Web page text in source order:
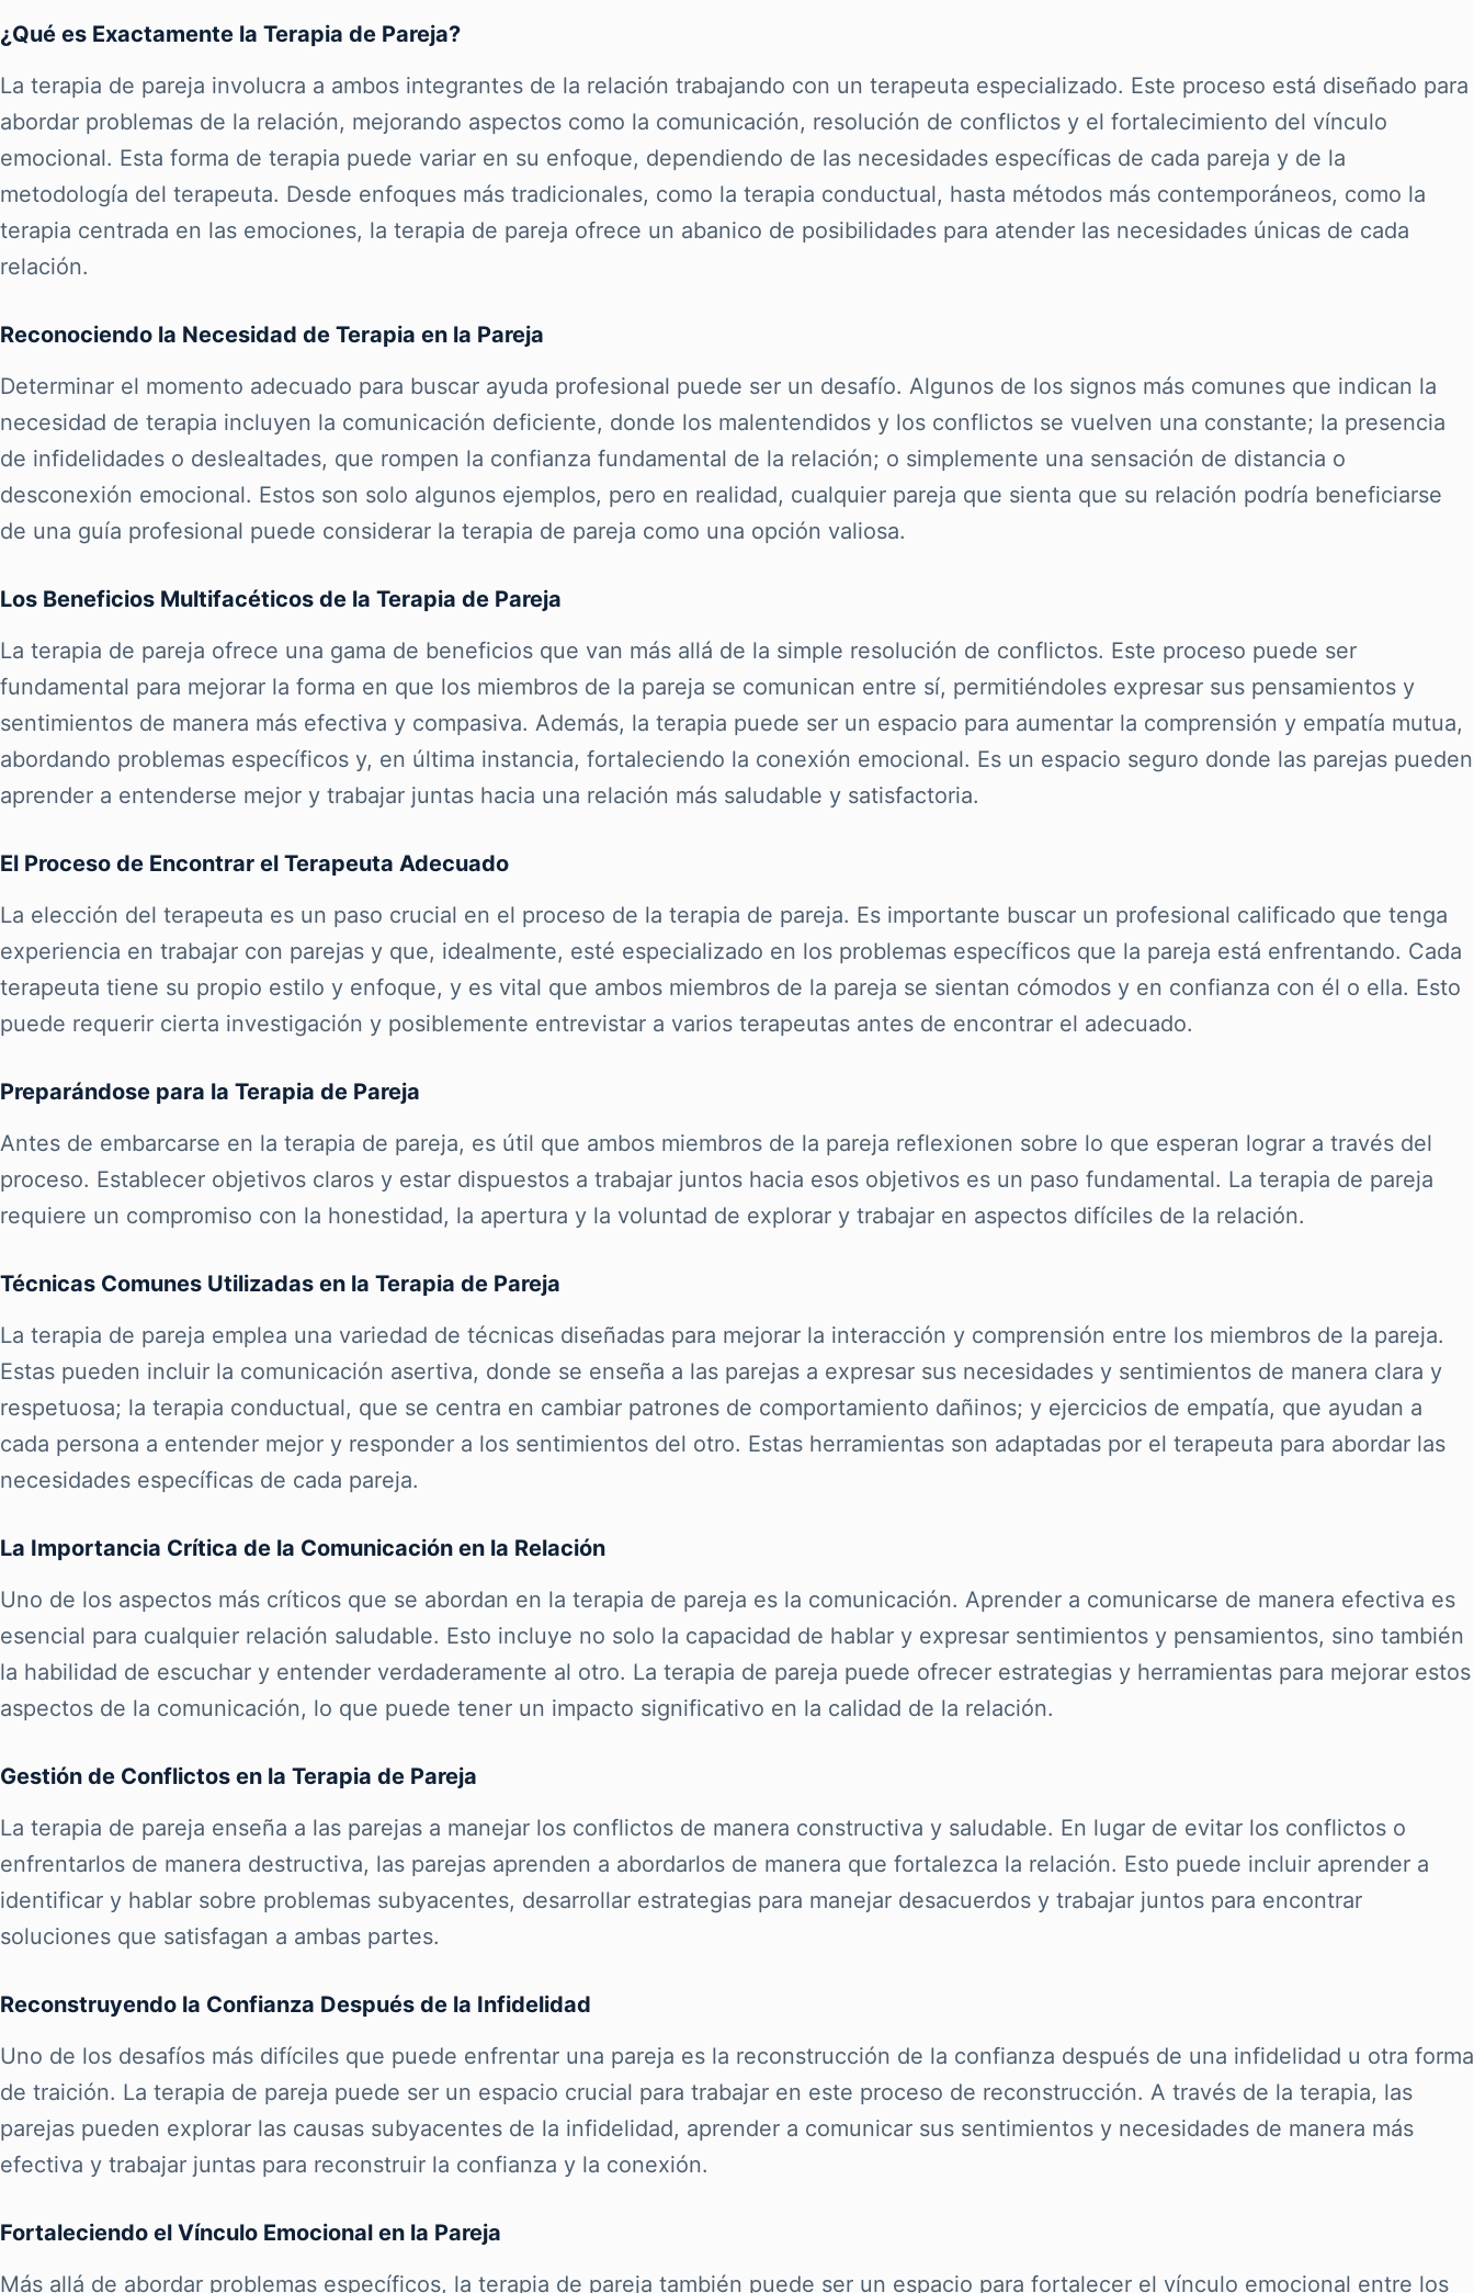
¿Qué es Exactamente la Terapia de Pareja?
La terapia de pareja involucra a ambos integrantes de la relación trabajando con un terapeuta especializado. Este proceso está diseñado para
abordar problemas de la relación, mejorando aspectos como la comunicación, resolución de conflictos y el fortalecimiento del vínculo
emocional. Esta forma de terapia puede variar en su enfoque, dependiendo de las necesidades específicas de cada pareja y de la
metodología del terapeuta. Desde enfoques más tradicionales, como la terapia conductual, hasta métodos más contemporáneos, como la
terapia centrada en las emociones, la terapia de pareja ofrece un abanico de posibilidades para atender las necesidades únicas de cada
relación.
Reconociendo la Necesidad de Terapia en la Pareja
Determinar el momento adecuado para buscar ayuda profesional puede ser un desafío. Algunos de los signos más comunes que indican la
necesidad de terapia incluyen la comunicación deficiente, donde los malentendidos y los conflictos se vuelven una constante; la presencia
de infidelidades o deslealtades, que rompen la confianza fundamental de la relación; o simplemente una sensación de distancia o
desconexión emocional. Estos son solo algunos ejemplos, pero en realidad, cualquier pareja que sienta que su relación podría beneficiarse
de una guía profesional puede considerar la terapia de pareja como una opción valiosa.
Los Beneficios Multifacéticos de la Terapia de Pareja
La terapia de pareja ofrece una gama de beneficios que van más allá de la simple resolución de conflictos. Este proceso puede ser
fundamental para mejorar la forma en que los miembros de la pareja se comunican entre sí, permitiéndoles expresar sus pensamientos y
sentimientos de manera más efectiva y compasiva. Además, la terapia puede ser un espacio para aumentar la comprensión y empatía mutua,
abordando problemas específicos y, en última instancia, fortaleciendo la conexión emocional. Es un espacio seguro donde las parejas pueden
aprender a entenderse mejor y trabajar juntas hacia una relación más saludable y satisfactoria.
El Proceso de Encontrar el Terapeuta Adecuado
La elección del terapeuta es un paso crucial en el proceso de la terapia de pareja. Es importante buscar un profesional calificado que tenga
experiencia en trabajar con parejas y que, idealmente, esté especializado en los problemas específicos que la pareja está enfrentando. Cada
terapeuta tiene su propio estilo y enfoque, y es vital que ambos miembros de la pareja se sientan cómodos y en confianza con él o ella. Esto
puede requerir cierta investigación y posiblemente entrevistar a varios terapeutas antes de encontrar el adecuado.
Preparándose para la Terapia de Pareja
Antes de embarcarse en la terapia de pareja, es útil que ambos miembros de la pareja reflexionen sobre lo que esperan lograr a través del
proceso. Establecer objetivos claros y estar dispuestos a trabajar juntos hacia esos objetivos es un paso fundamental. La terapia de pareja
requiere un compromiso con la honestidad, la apertura y la voluntad de explorar y trabajar en aspectos difíciles de la relación.
Técnicas Comunes Utilizadas en la Terapia de Pareja
La terapia de pareja emplea una variedad de técnicas diseñadas para mejorar la interacción y comprensión entre los miembros de la pareja.
Estas pueden incluir la comunicación asertiva, donde se enseña a las parejas a expresar sus necesidades y sentimientos de manera clara y
respetuosa; la terapia conductual, que se centra en cambiar patrones de comportamiento dañinos; y ejercicios de empatía, que ayudan a
cada persona a entender mejor y responder a los sentimientos del otro. Estas herramientas son adaptadas por el terapeuta para abordar las
necesidades específicas de cada pareja.
La Importancia Crítica de la Comunicación en la Relación
Uno de los aspectos más críticos que se abordan en la terapia de pareja es la comunicación. Aprender a comunicarse de manera efectiva es
esencial para cualquier relación saludable. Esto incluye no solo la capacidad de hablar y expresar sentimientos y pensamientos, sino también
la habilidad de escuchar y entender verdaderamente al otro. La terapia de pareja puede ofrecer estrategias y herramientas para mejorar estos
aspectos de la comunicación, lo que puede tener un impacto significativo en la calidad de la relación.
Gestión de Conflictos en la Terapia de Pareja
La terapia de pareja enseña a las parejas a manejar los conflictos de manera constructiva y saludable. En lugar de evitar los conflictos o
enfrentarlos de manera destructiva, las parejas aprenden a abordarlos de manera que fortalezca la relación. Esto puede incluir aprender a
identificar y hablar sobre problemas subyacentes, desarrollar estrategias para manejar desacuerdos y trabajar juntos para encontrar
soluciones que satisfagan a ambas partes.
Reconstruyendo la Confianza Después de la Infidelidad
Uno de los desafíos más difíciles que puede enfrentar una pareja es la reconstrucción de la confianza después de una infidelidad u otra forma
de traición. La terapia de pareja puede ser un espacio crucial para trabajar en este proceso de reconstrucción. A través de la terapia, las
parejas pueden explorar las causas subyacentes de la infidelidad, aprender a comunicar sus sentimientos y necesidades de manera más
efectiva y trabajar juntas para reconstruir la confianza y la conexión.
Fortaleciendo el Vínculo Emocional en la Pareja
Más allá de abordar problemas específicos, la terapia de pareja también puede ser un espacio para fortalecer el vínculo emocional entre los